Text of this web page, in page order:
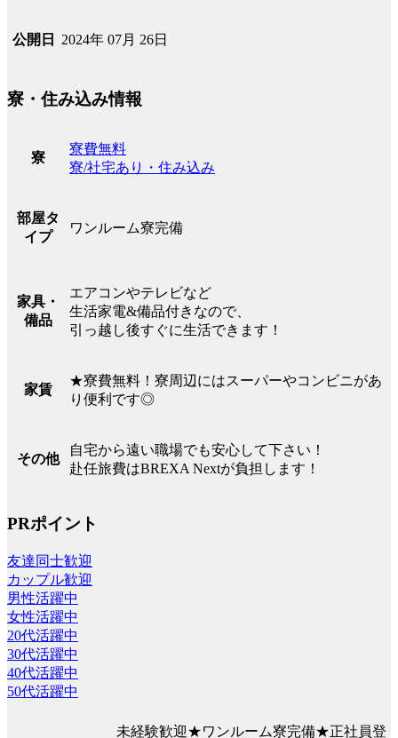
公開日 2024年 07月 26日
寮・住み込み情報
寮
寮費無料
寮/社宅あり・住み込み
部屋タ
イプ
ワンルーム寮完備
家具・
備品
エアコンやテレビなど
生活家電&備品付きなので、
引っ越し後すぐに生活できます！
家賃
★寮費無料！寮周辺にはスーパーやコンビニがあ
り便利です◎
その他
自宅から遠い職場でも安心して下さい！
赴任旅費はBREXA Nextが負担します！
PRポイント
友達同士歓迎
カップル歓迎
男性活躍中
女性活躍中
20代活躍中
30代活躍中
40代活躍中
50代活躍中
未経験歓迎★ワンルーム寮完備★正社員登